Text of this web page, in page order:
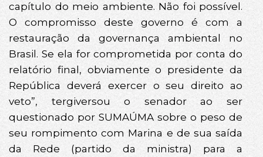
capítulo do meio ambiente. Não foi possível.
O compromisso deste governo é com a
restauração da governança ambiental no
Brasil. Se ela for comprometida por conta do
relatório final, obviamente o presidente da
República deverá exercer o seu direito ao
veto”, tergiversou o senador ao ser
questionado por SUMAÚMA sobre o peso de
seu rompimento com Marina e de sua saída
da Rede (partido da ministra) para a